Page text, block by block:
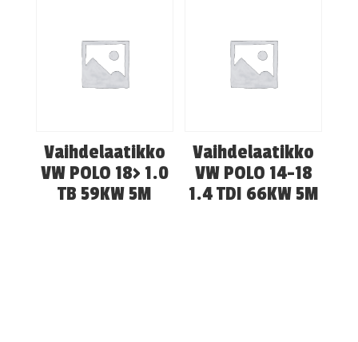
Vaihdelaatikko
VW POLO 18> 1.0
TB 59KW 5M
Vaihdelaatikko
VW POLO 14-18
1.4 TDI 66KW 5M